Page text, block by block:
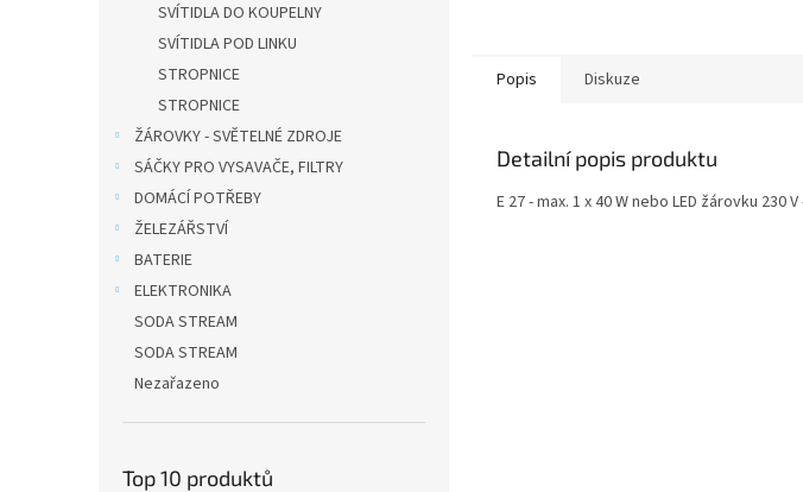
SVÍTIDLA DO KOUPELNY
SVÍTIDLA POD LINKU
STROPNICE
STROPNICE
ŽÁROVKY - SVĚTELNÉ ZDROJE
SÁČKY PRO VYSAVAČE, FILTRY
DOMÁCÍ POTŘEBY
ŽELEZÁŘSTVÍ
BATERIE
ELEKTRONIKA
SODA STREAM
SODA STREAM
Nezařazeno
Top 10 produktů
Popis Diskuze
Detailní popis produktu
E 27 - max. 1 x 40 W nebo LED žárovku 230